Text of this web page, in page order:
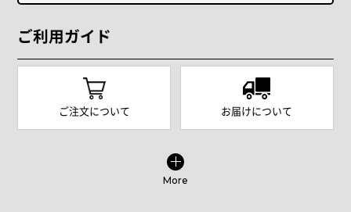
ご利用ガイド
ご注文について お届けについて
More